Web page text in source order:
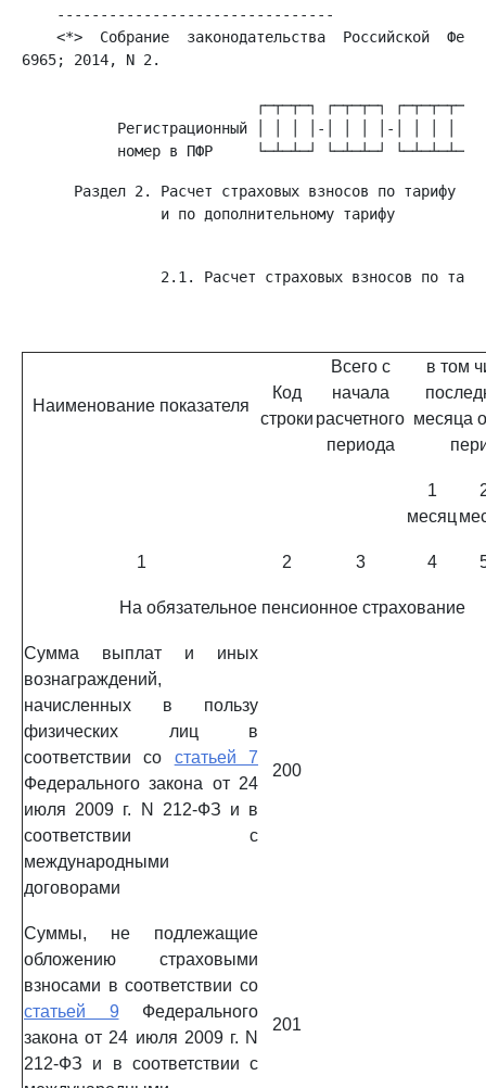
<*>  Собрание  законодательства  Российской
6965; 2014, N 2.
Регистрационный │ │ │ │-│ │ │ │-│ │ │ │ │
      Раздел 2. Расчет страховых взносов по тарифу
и по дополнительному тарифу
2.1. Расчет страховых взносов по
Наименование показателя
Код
строки
Всего с
начала
расчетного
периода
в том
месяца
1
месяц
1 2 3 4
На обязательное пенсионное страхование
Сумма выплат и иных
вознаграждений,
начисленных в пользу
физических лиц в
соответствии со статьей 7
Федерального закона от 24
июля 2009 г. N 212-ФЗ и в
соответствии с
международными
договорами
200
Суммы, не подлежащие
обложению страховыми
взносами в соответствии со
статьей 9 Федерального
закона от 24 июля 2009 г. N
212-ФЗ и в соответствии с
201